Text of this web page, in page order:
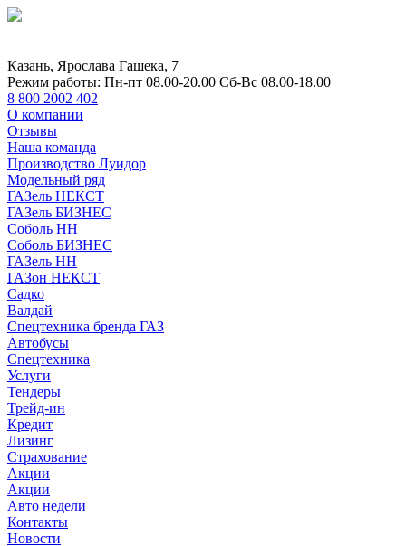
Казань, Ярослава Гашека, 7
Режим работы: Пн-пт 08.00-20.00 Сб-Вс 08.00-18.00
8 800 2002 402
О компании
Отзывы
Наша команда
Производство Луидор
Модельный ряд
ГАЗель НЕКСТ
ГАЗель БИЗНЕС
Соболь НН
Соболь БИЗНЕС
ГАЗель НН
ГАЗон НЕКСТ
Садко
Валдай
Спецтехника бренда ГАЗ
Автобусы
Спецтехника
Услуги
Тендеры
Трейд-ин
Кредит
Лизинг
Страхование
Акции
Акции
Авто недели
Контакты
Новости